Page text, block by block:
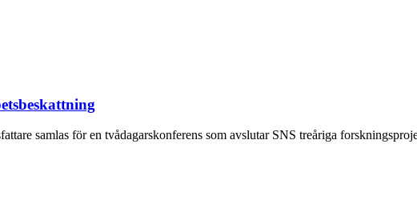
samlas för en tvådagarskonferens som avslutar SNS treåriga